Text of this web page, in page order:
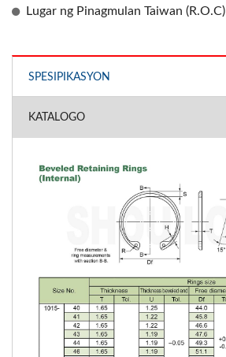
Lugar ng Pinagmulan Taiwan (R.O.C)
SPESIPIKASYON
KATALOGO